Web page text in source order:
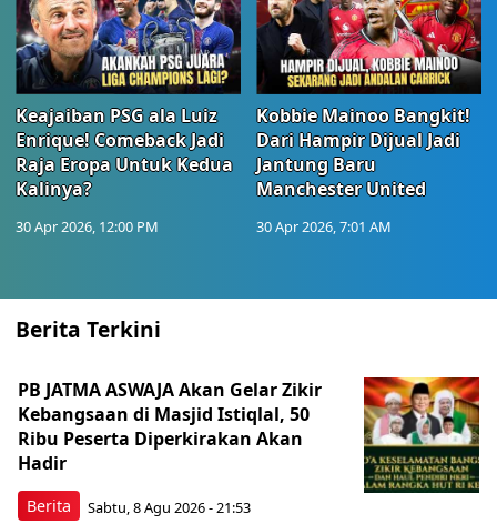
Keajaiban PSG ala Luiz
Enrique! Comeback Jadi
Raja Eropa Untuk Kedua
Kalinya?
30 Apr 2026, 12:00 PM
Kobbie Mainoo Bangkit!
Dari Hampir Dijual Jadi
Jantung Baru
Manchester United
30 Apr 2026, 7:01 AM
Berita Terkini
Berita
PB JATMA ASWAJA Akan Gelar Zikir
Kebangsaan di Masjid Istiqlal, 50
Ribu Peserta Diperkirakan Akan
Hadir
Sabtu, 8 Agu 2026 - 21:53